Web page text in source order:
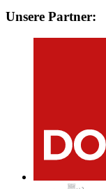
Unsere Partner: